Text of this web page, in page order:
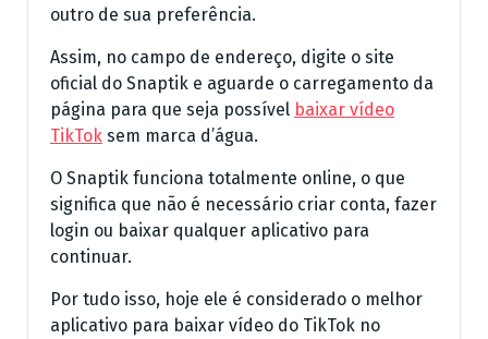
outro de sua preferência.
Assim, no campo de endereço, digite o site
oficial do Snaptik e aguarde o carregamento da
página para que seja possível baixar vídeo
TikTok sem marca d’água.
O Snaptik funciona totalmente online, o que
significa que não é necessário criar conta, fazer
login ou baixar qualquer aplicativo para
continuar.
Por tudo isso, hoje ele é considerado o melhor
aplicativo para baixar vídeo do TikTok no